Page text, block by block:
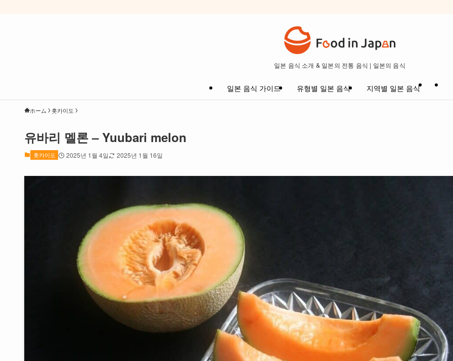
일본 음식 소개 & 일본의 전통 음식 | 일본의 음식
일본 음식 가이드 유형별 일본 음식 지역별 일본 음식
ホーム 홋카이도
유바리 멜론 – Yuubari melon
홋카이도 2025년 1월 4일 2025년 1월 16일